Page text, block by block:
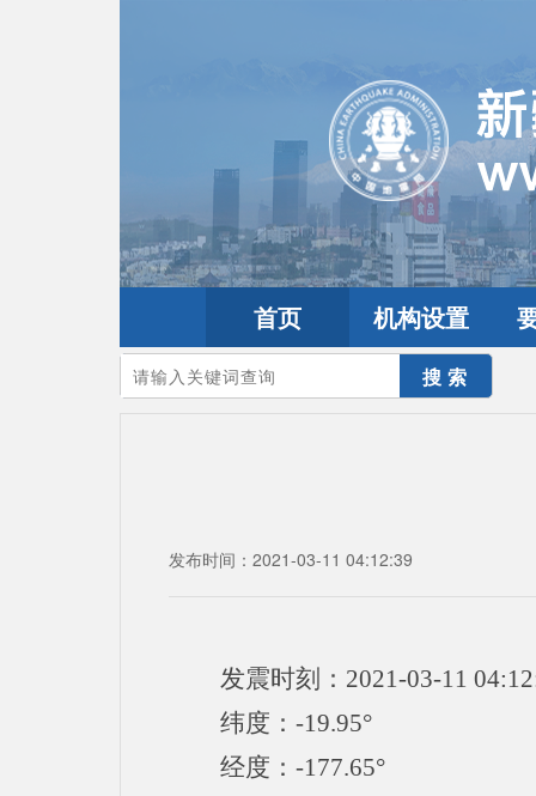
首页 机构设置
您的当前位置：首页>地震频道 全球震讯
发布时间：2021-03-11 04:12:39
发震时刻：2021-03-11
纬度：-19.95°
经度：-177.65°